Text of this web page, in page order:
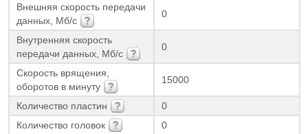
Внешняя скорость передачи
данных, Мб/с
0
Внутренняя скорость
передачи данных, Мб/с
0
Скорость врящения,
оборотов в минуту
15000
Количество пластин
0
Количество головок
0